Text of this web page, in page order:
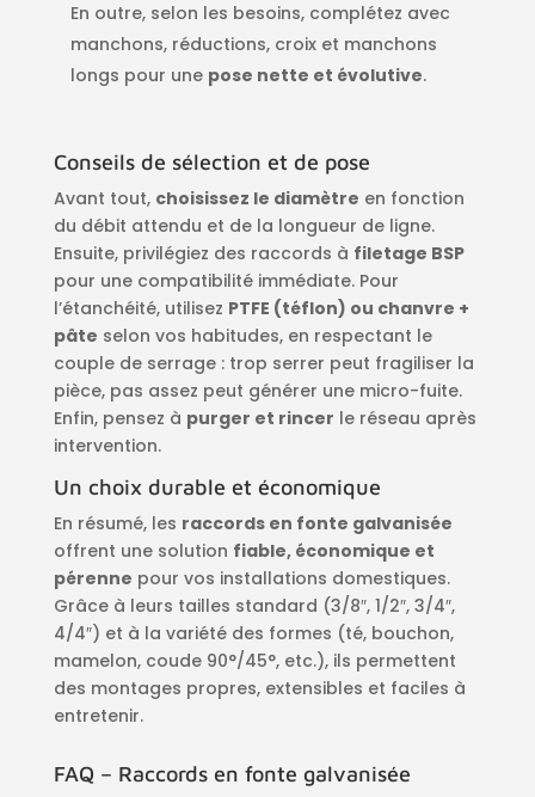
En outre, selon les besoins, complétez avec
manchons, réductions, croix et manchons
longs pour une pose nette et évolutive.
Conseils de sélection et de pose
Avant tout, choisissez le diamètre en fonction
du débit attendu et de la longueur de ligne.
Ensuite, privilégiez des raccords à filetage BSP
pour une compatibilité immédiate. Pour
l’étanchéité, utilisez PTFE (téflon) ou chanvre +
pâte selon vos habitudes, en respectant le
couple de serrage : trop serrer peut fragiliser la
pièce, pas assez peut générer une micro-fuite.
Enfin, pensez à purger et rincer le réseau après
intervention.
Un choix durable et économique
En résumé, les raccords en fonte galvanisée
offrent une solution fiable, économique et
pérenne pour vos installations domestiques.
Grâce à leurs tailles standard (3/8″, 1/2″, 3/4″,
4/4″) et à la variété des formes (té, bouchon,
mamelon, coude 90°/45°, etc.), ils permettent
des montages propres, extensibles et faciles à
entretenir.
FAQ – Raccords en fonte galvanisée